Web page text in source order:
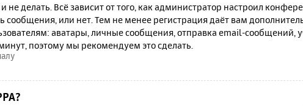
не делать. Всё зависит от того, как администратор настроил
сообщения, или нет. Тем не менее регистрация даёт вам
аватары, личные сообщения, отправка email-сообщений,
поэтому мы рекомендуем это сделать.